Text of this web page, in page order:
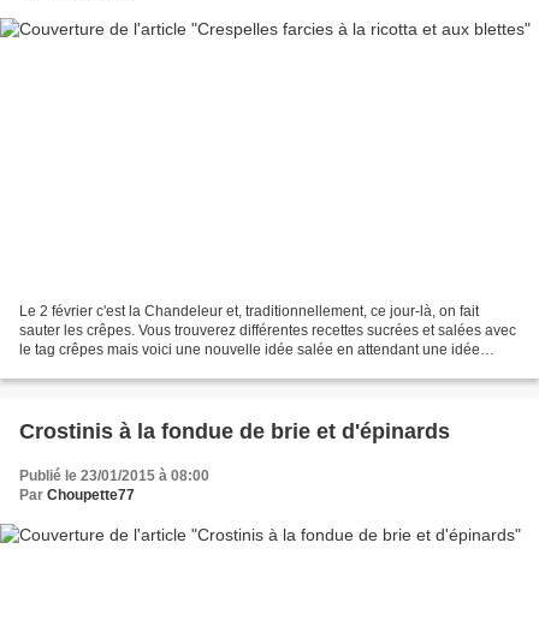
Le 2 février c'est la Chandeleur et, traditionnellement, ce jour-là, on fait
sauter les crêpes. Vous trouverez différentes recettes sucrées et salées avec
le tag crêpes mais voici une nouvelle idée salée en attendant une idée
Crostinis à la fondue de brie et d'épinards
Publié le 23/01/2015 à 08:00
Par Choupette77